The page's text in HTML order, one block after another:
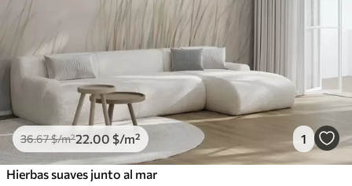
36.67$/m²22 .00 $/m² 1
Hierbas suaves junto al mar